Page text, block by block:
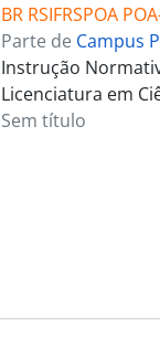
BR RSIFRSPOA
Parte de Campus
Instrução
Licenciatura em
Sem título